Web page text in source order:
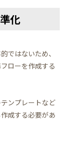
化
ではないため、
ローを作成する
ンプレートなど
成する必要があ